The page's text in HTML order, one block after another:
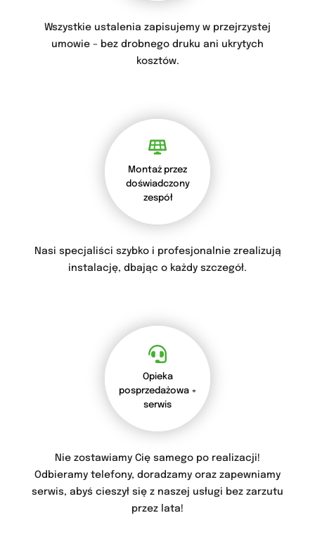
Wszystkie ustalenia zapisujemy w przejrzystej
umowie – bez drobnego druku ani ukrytych
kosztów.
Montaż przez
doświadczony
zespół
Nasi specjaliści szybko i profesjonalnie zrealizują
instalację, dbając o każdy szczegół.
Opieka
posprzedażowa +
serwis
Nie zostawiamy Cię samego po realizacji!
Odbieramy telefony, doradzamy oraz zapewniamy
serwis, abyś cieszył się z naszej usługi bez zarzutu
przez lata!